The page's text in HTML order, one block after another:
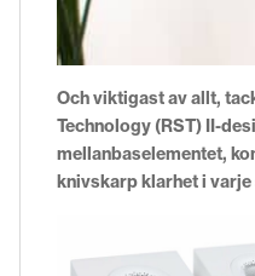
Och viktigast av allt,
Technology (RST) II-
mellanbaselementet,
knivskarp klarhet i varje